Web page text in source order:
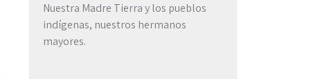
Nuestra Madre Tierra y los pueblos
indígenas, nuestros hermanos
mayores.